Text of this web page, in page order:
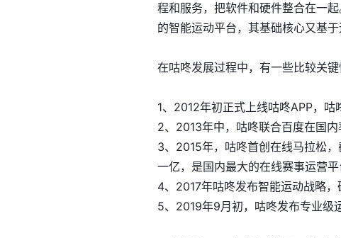
程和服务，把软件和硬件整合在一
的智能运动平台，其基础核心又基于
在咕咚发展过程中，有一些比较关键
1、2012年初正式上线咕咚APP，咕
2、2013年中，咕咚联合百度在国
3、2015年，咕咚首创在线马拉松
一亿，是国内最大的在线赛事运营平
4、2017年咕咚发布智能运动战略
5、2019年9月初，咕咚发布专业级